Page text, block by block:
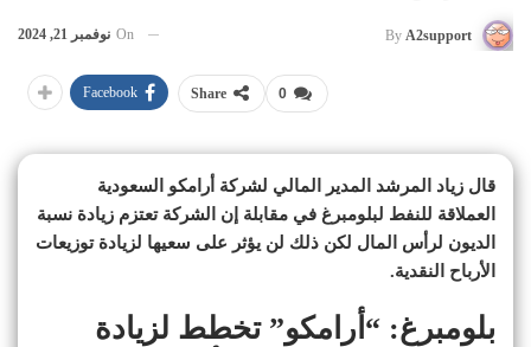
By A2support
On نوفمبر 21, 2024
0
Share
Facebook
قال زياد المرشد المدير المالي لشركة أرامكو السعودية
العملاقة للنفط لبلومبرغ في مقابلة إن الشركة تعتزم زيادة نسبة
الديون لرأس المال لكن ذلك لن يؤثر على سعيها لزيادة توزيعات
الأرباح النقدية.
بلومبرغ: “أرامكو” تخطط لزيادة